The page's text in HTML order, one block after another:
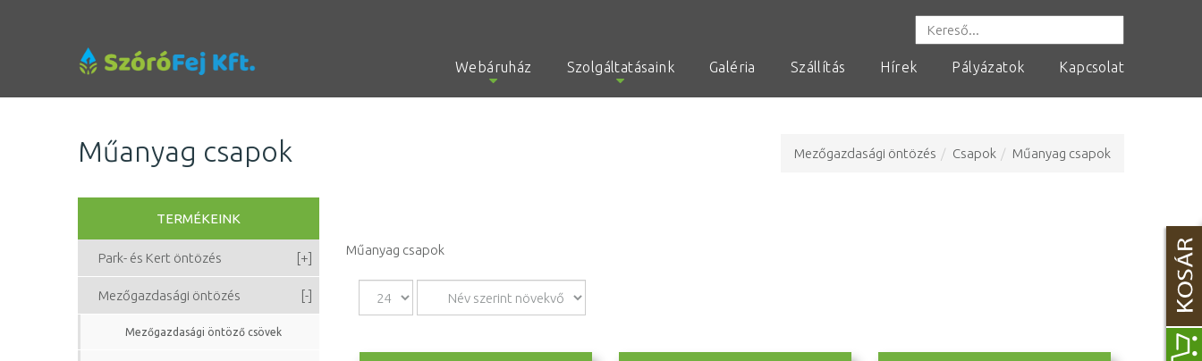
Webáruház Szolgáltatásaink Galéria Szállítás Hírek Pályázatok Kapcsolat
Műanyag csapok Mezőgazdasági öntözés Csapok Műanyag csapok
TERMÉKEINK
Park- és Kert öntözés [+]
Mezőgazdasági öntözés [-]
Mezőgazdasági öntöző csövek
Műanyag csapok